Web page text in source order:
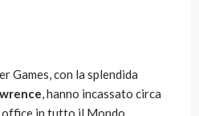
Games, con la splendida
, hanno incassato circa